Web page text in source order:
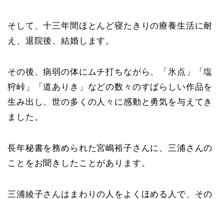
そして、十三年間ほとんど寝たきりの療養生活に耐
え、退院後、結婚します。
その後、病弱の体にムチ打ちながら、「氷点」「塩
狩峠」「道ありき」などの数々のすばらしい作品を
生み出し、世の多くの人々に感動と勇気を与えてき
ました。
長年秘書を務められた宮嶋裕子さんに、三浦さんの
ことをお聞きしたことがあります。
三浦綾子さんはまわりの人をよくほめる人で、その